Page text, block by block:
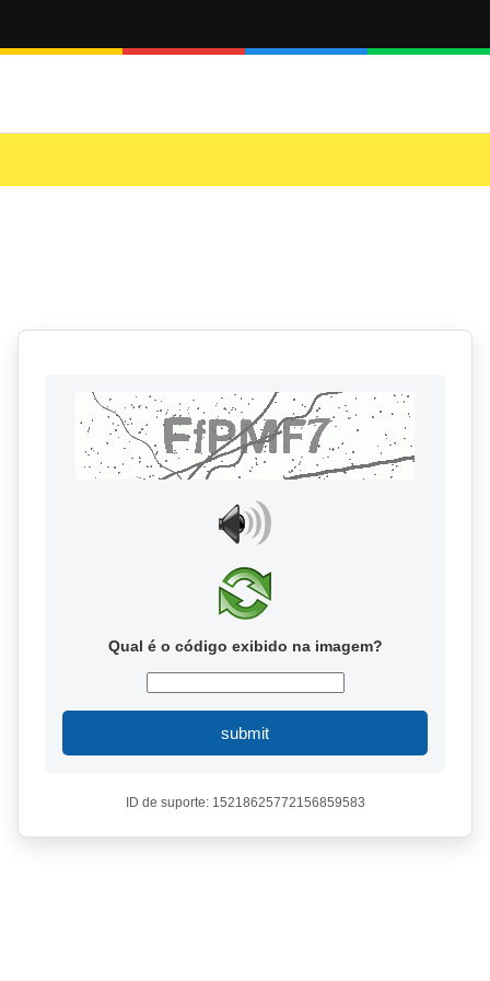
Qual é o código exibido na imagem?
submit
ID de suporte: 15218625772156859583